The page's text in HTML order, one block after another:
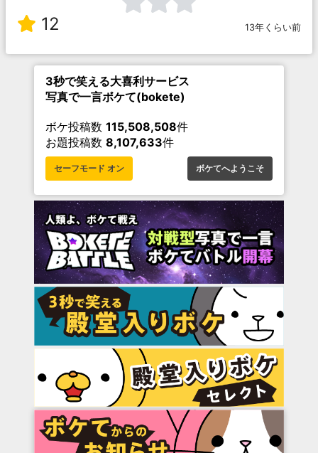
12 13年くらい前
3秒で笑える大喜利サービス
写真で一言ボケて(bokete)
ボケ投稿数 115,508,508件
お題投稿数 8,107,633件
セーフモード オン ボケてへようこそ